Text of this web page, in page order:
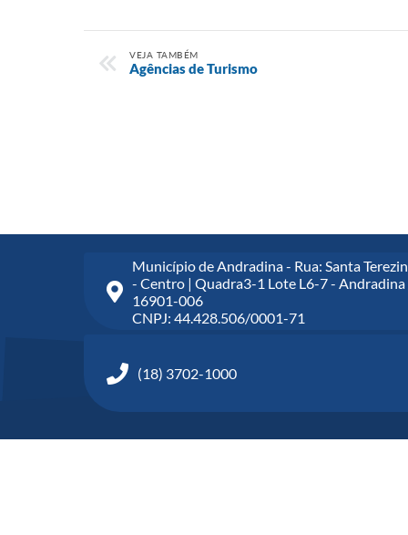
VEJA TAMBÉM
Agências de Turismo
Município de Andradina - Rua: Santa
- Centro | Quadra3-1 Lote L6-7 - Andradina
16901-006
CNPJ: 44.428.506/0001-71
(18) 3702-1000